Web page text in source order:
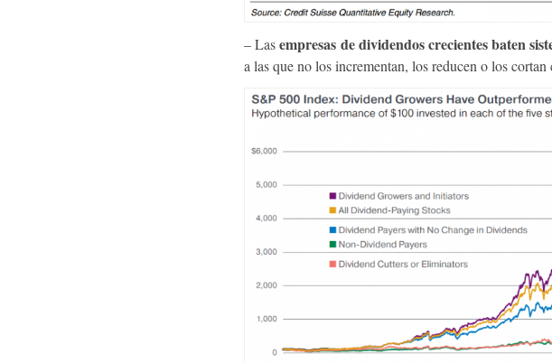
– Lasempresas de dividendos crecientes baten
a las que no los incrementan, los reducen o los cortan